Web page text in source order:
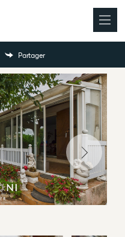
Partager